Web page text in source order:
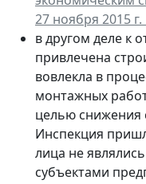
27 ноября 2015
в другом деле к
привлечена
вовлекла в
монтажных
целью снижения
Инспекция
лица не
субъектами